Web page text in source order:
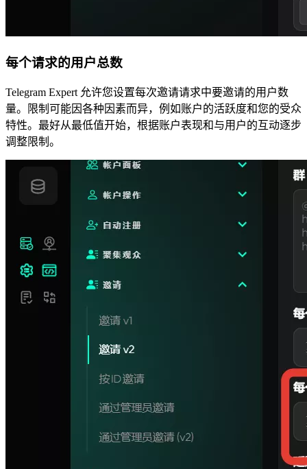
每个请求的用户总数
Telegram Expert 允许您设置每次邀请请求中要邀请的用户数
量。限制可能因各种因素而异，例如账户的活跃度和您的受众
特性。最好从最低值开始，根据账户表现和与用户的互动逐步
调整限制。